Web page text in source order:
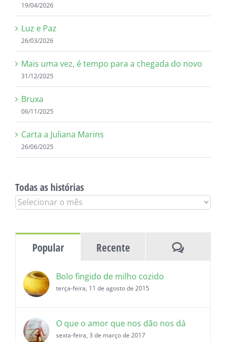
19/04/2026
Luz e Paz
26/03/2026
Mais uma vez, é tempo para a chegada do novo
31/12/2025
Bruxa
06/11/2025
Carta a Juliana Marins
26/06/2025
Todas as histórias
Todas
Popular Recente
Bolo fingido de milho cozido
terça-feira, 11 de agosto de 2015
O que o amor que nos dão nos dá
sexta-feira, 3 de março de 2017